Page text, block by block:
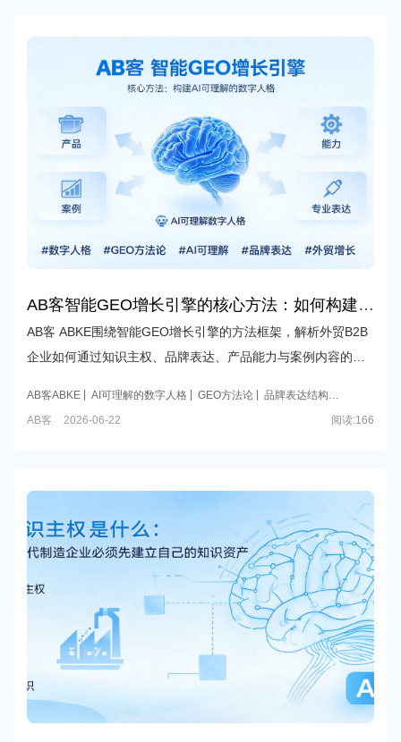
AB客智能GEO增长引擎的核心方法：如何构建AI
可理解的数字人格
AB客 ABKE围绕智能GEO增长引擎的方法框架，解析外贸B2B
企业如何通过知识主权、品牌表达、产品能力与案例内容的结
AB客ABKE AI可理解的数字人格 GEO方法论
品牌表达结构
AB客 2026-06-22 阅读:166